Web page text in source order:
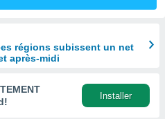
régions subissent un net
après-midi
Installer